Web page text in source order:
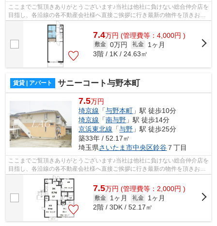
ここまでご覧頂きありがとうございます♪当社は他社に負けない総合仲介店を
目指し、各沿線の各不動産会社様へ直接ご挨拶に行き最新の物件を頂きお客
様へ提供しております！最新の情報は...
7.4万円 (管理費等：4,000円 )
敷金 0万円 礼金
1ヶ月
3階 / 1K / 24.63㎡
賃貸 | アパート サニーコート与野本町
7.5万円
埼京線 「与野本町 」駅 徒歩10分
埼京線 「南与野 」駅 徒歩14分
京浜東北線 「与野 」駅 徒歩25分
築33年 / 52.17㎡
埼玉県さいたま市中央区鈴谷 ７丁目
ここまでご覧頂きありがとうございます♪当社は他社に負けない総合仲介店を
目指し、各沿線の各不動産会社様へ直接ご挨拶に行き最新の物件を頂きお客
様へ提供しております！最新の情報は...
7.5万円 (管理費等：2,000円 )
敷金 1ヶ月 礼金
1ヶ月
2階 / 3DK / 52.17㎡